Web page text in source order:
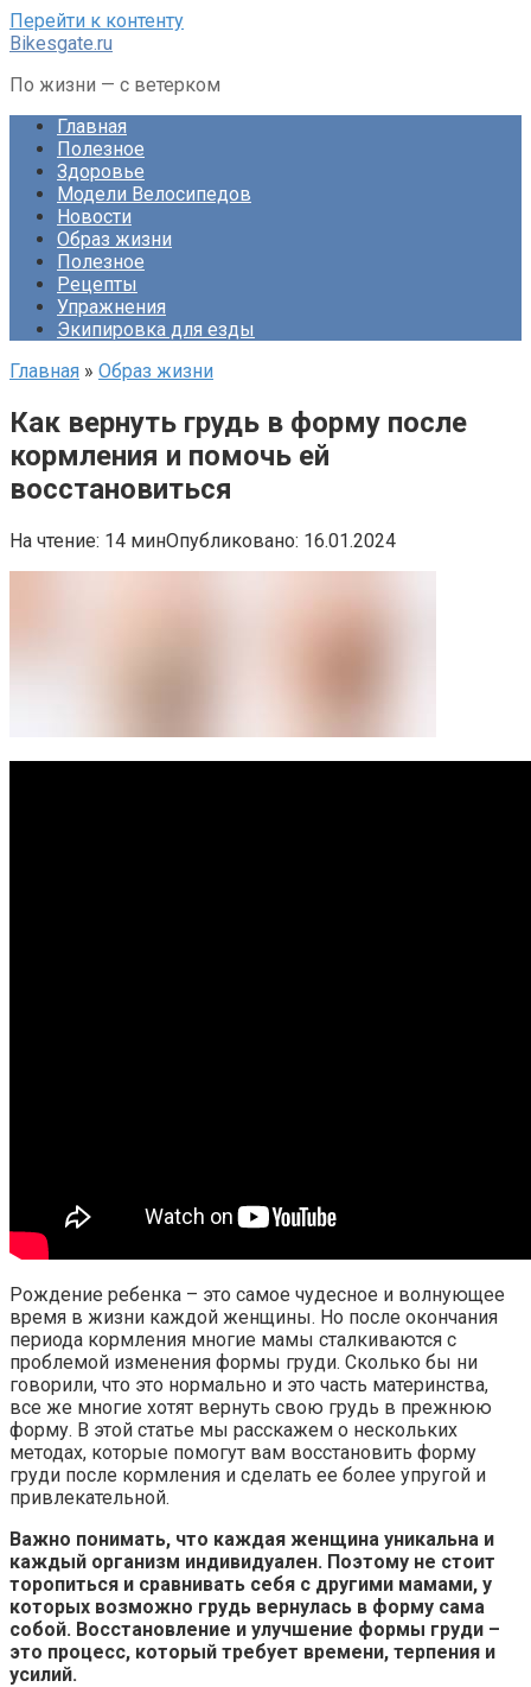
Перейти к контенту
Bikesgate.ru
По жизни — с ветерком
Главная
Полезное
Здоровье
Модели Велосипедов
Новости
Образ жизни
Полезное
Рецепты
Упражнения
Экипировка для езды
Главная » Образ жизни
Как вернуть грудь в форму после
кормления и помочь ей
восстановиться
На чтение: 14 минОпубликовано: 16.01.2024
Рождение ребенка – это самое чудесное и волнующее
время в жизни каждой женщины. Но после окончания
периода кормления многие мамы сталкиваются с
проблемой изменения формы груди. Сколько бы ни
говорили, что это нормально и это часть материнства,
все же многие хотят вернуть свою грудь в прежнюю
форму. В этой статье мы расскажем о нескольких
методах, которые помогут вам восстановить форму
груди после кормления и сделать ее более упругой и
привлекательной.
Важно понимать, что каждая женщина уникальна и
каждый организм индивидуален. Поэтому не стоит
торопиться и сравнивать себя с другими мамами, у
которых возможно грудь вернулась в форму сама
собой. Восстановление и улучшение формы груди –
это процесс, который требует времени, терпения и
усилий.